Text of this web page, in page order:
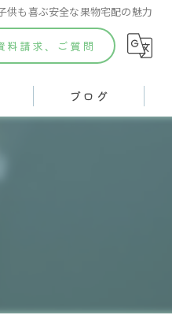
供も喜ぶ安全な果物宅配の魅力
料請求、ご質問
ブログ